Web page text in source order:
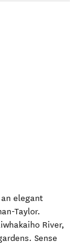
elegant
Taylor.
River,
Sense